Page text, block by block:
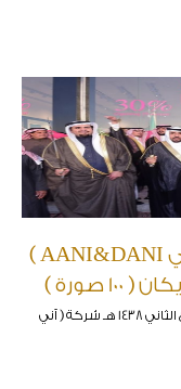
عنيزة تستقبل فرع ( آني وداني AANI&DANI )
صورة )
السلام عليكم افتتحت مساء الاثنين 25 ربيع الثاني 1438 هـ شركة ( آني